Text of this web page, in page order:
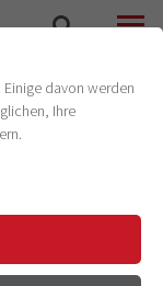
davon werden
Ihre